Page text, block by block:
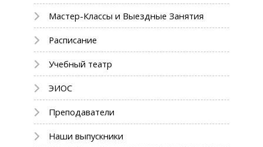
Мастер-Классы и Выездные Занятия
Расписание
Учебный театр
ЭИОС
Преподаватели
Наши выпускники